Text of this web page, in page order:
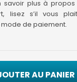
savoir plus à propos
lisez s’il vous
de paiement.
AU PANIER